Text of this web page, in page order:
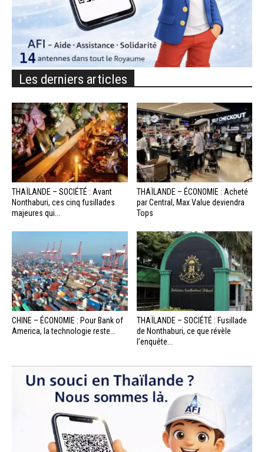
Les derniers articles
THAÏLANDE – SOCIÉTÉ : Avant
Nonthaburi, ces cinq fusillades
majeures qui...
THAÏLANDE – ÉCONOMIE : Acheté
par Central, Max Value deviendra
Tops
CHINE – ÉCONOMIE : Pour Bank of
America, la technologie reste...
THAÏLANDE – SOCIÉTÉ : Fusillade
de Nonthaburi, ce que révèle
l’enquête...